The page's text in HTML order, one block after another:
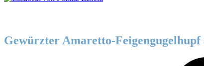
Gewürzter Amaretto-